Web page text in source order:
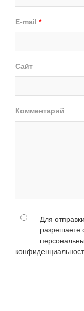
E-mail *
Сайт
Комментарий
Для
разрешаете